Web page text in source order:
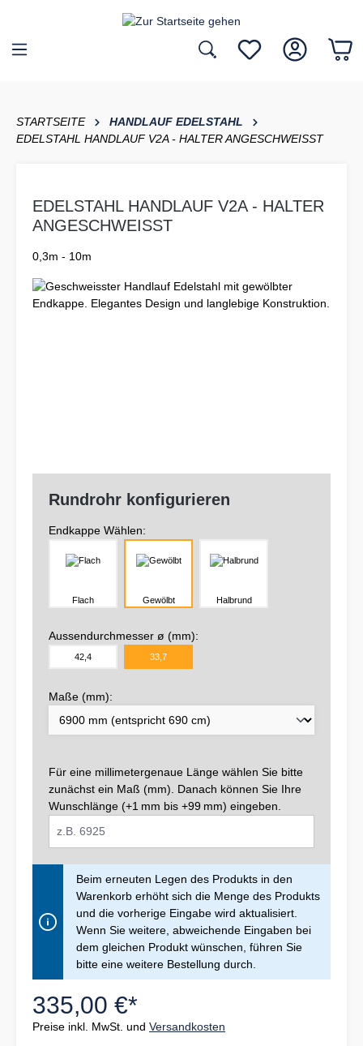
STARTSEITE
HANDLAUF EDELSTAHL
EDELSTAHL HANDLAUF V2A - HALTER ANGESCHWEISST
EDELSTAHL HANDLAUF V2A - HALTER
ANGESCHWEISST
0,3m - 10m
Rundrohr konfigurieren
Endkappe Wählen:
Flach Gewölbt Halbrund
Aussendurchmesser ø (mm):
42,4 33,7
Maße (mm):
Für eine millimetergenaue Länge wählen Sie bitte
zunächst ein Maß (mm). Danach können Sie Ihre
Wunschlänge (+1 mm bis +99 mm) eingeben.
Beim erneuten Legen des Produkts in den
Warenkorb erhöht sich die Menge des Produkts
und die vorherige Eingabe wird aktualisiert.
Wenn Sie weitere, abweichende Eingaben bei
dem gleichen Produkt wünschen, führen Sie
bitte eine weitere Bestellung durch.
335,00 €*
Preise inkl. MwSt. und Versandkosten